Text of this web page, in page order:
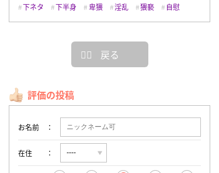
下ネタ
下半身 卑猥 淫乱 猥褻 自慰
戻る
評価の投稿
お名前
在住